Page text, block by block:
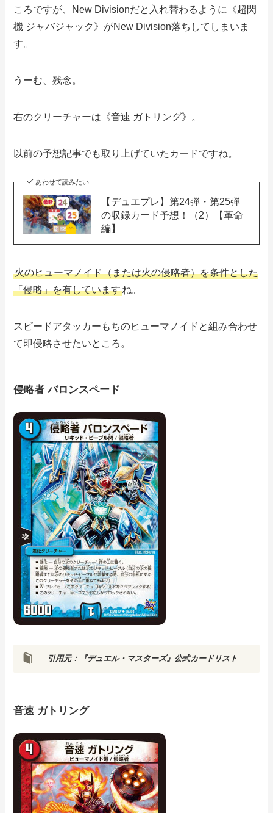
ころですが、New Divisionだと入れ替わるように《超閃
機 ジャバジャック》がNew Division落ちしてしまいま
す。
うーむ、残念。
右のクリーチャーは《音速 ガトリング》。
以前の予想記事でも取り上げていたカードですね。
あわせて読みたい
【デュエプレ】第24弾・第25弾
の収録カード予想！（2）【革命
編】
火のヒューマノイド（または火の侵略者）を条件とした
「侵略」を有していますね。
スピードアタッカーもちのヒューマノイドと組み合わせ
て即侵略させたいところ。
侵略者 バロンスペード
引用元：『デュエル・マスターズ』公式カードリスト
音速 ガトリング